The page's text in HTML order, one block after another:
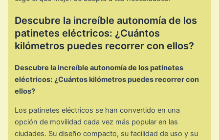
Descubre la increíble autonomía de los
patinetes eléctricos: ¿Cuántos
kilómetros puedes recorrer con ellos?
Descubre la increíble autonomía de los patinetes
eléctricos: ¿Cuántos kilómetros puedes recorrer con
ellos?
Los patinetes eléctricos se han convertido en una
opción de movilidad cada vez más popular en las
ciudades. Su diseño compacto, su facilidad de uso y su